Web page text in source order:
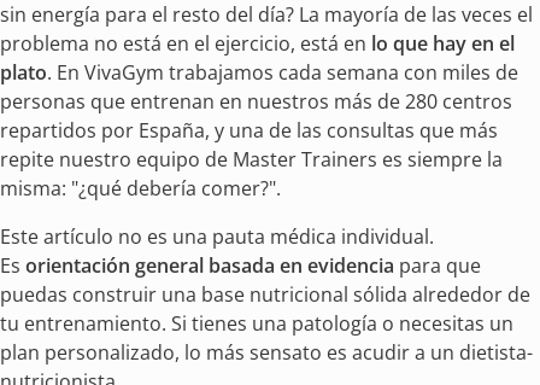
sin energía para el resto del día? La mayoría de las veces el
problema no está en el ejercicio, está en lo que hay en el
plato. En VivaGym trabajamos cada semana con miles de
personas que entrenan en nuestros más de 280 centros
repartidos por España, y una de las consultas que más
repite nuestro equipo de Master Trainers es siempre la
misma: "¿qué debería comer?".
Este artículo no es una pauta médica individual.
Es orientación general basada en evidencia para que
puedas construir una base nutricional sólida alrededor de
tu entrenamiento. Si tienes una patología o necesitas un
plan personalizado, lo más sensato es acudir a un dietista-